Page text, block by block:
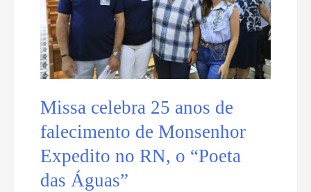
RN
Missa celebra 25 anos de
falecimento de Monsenhor
Expedito no RN, o “Poeta
das Águas”